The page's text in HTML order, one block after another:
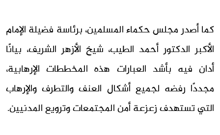
كما أصدر مجلس حكماء المسلمين، برئاسة فضيلة الإمام
الأكبر الدكتور أحمد الطيب، شيخ الأزهر الشريف، بيانًا
أدان فيه بأشد العبارات هذه المخططات الإرهابية،
مجددًا رفضه لجميع أشكال العنف والتطرف والإرهاب
التي تستهدف زعزعة أمن المجتمعات وترويع المدنيين.